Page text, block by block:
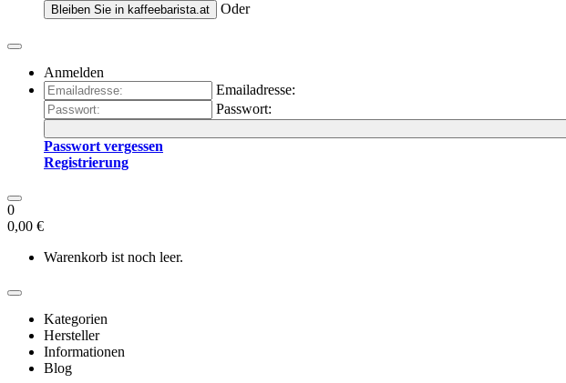
Bleiben Sie in kaffeebarista.at Oder
Anmelden
Emailadresse:
Passwort:
Passwort vergessen
Registrierung
0
0,00 €
Warenkorb ist noch leer.
Kategorien
Hersteller
Informationen
Blog